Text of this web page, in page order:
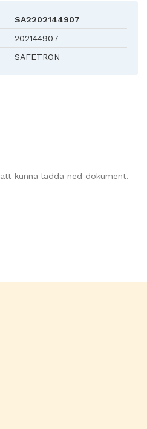
SA2202144907
202144907
SAFETRON
kunna ladda ned dokument.